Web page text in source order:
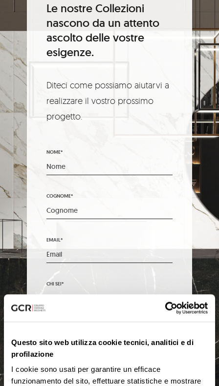
Questo sito web utilizza cookie tecnici, analitici e di
profilazione
I cookie sono usati per garantire un efficace
funzionamento del sito, effettuare statistiche e mostrare
Le nostre Collezioni
nascono da un attento
ascolto delle vostre
esigenze.
Diteci come possiamo aiutarvi a
realizzare il vostro prossimo
progetto.
NOME*
COGNOME*
EMAIL*
CHI SEI*
REGIONE/STATO